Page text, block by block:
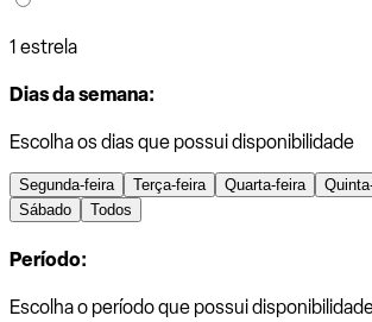
1 estrela
Dias da semana:
Escolha os dias que possui disponibilidade
Segunda-feira Terça-feira Quarta-feira
Sábado
Todos
Período:
Escolha o período que possui